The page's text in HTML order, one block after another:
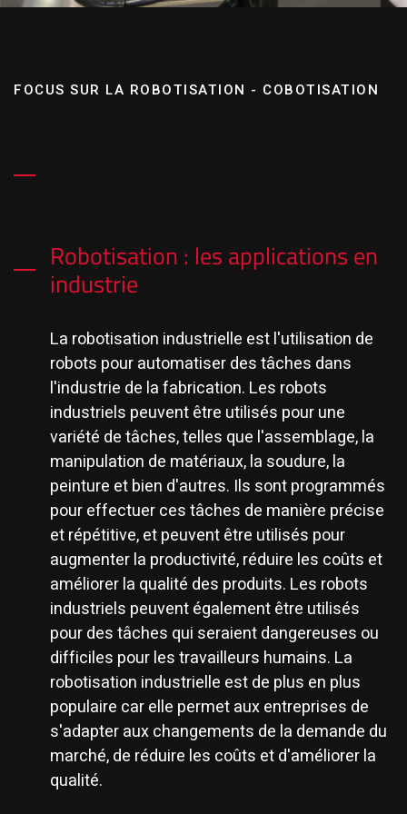
FOCUS SUR LA ROBOTISATION - COBOTISATION
Robotisation : les applications en
industrie
La robotisation industrielle est l'utilisation de
robots pour automatiser des tâches dans
l'industrie de la fabrication. Les robots
industriels peuvent être utilisés pour une
variété de tâches, telles que l'assemblage, la
manipulation de matériaux, la soudure, la
peinture et bien d'autres. Ils sont programmés
pour effectuer ces tâches de manière précise
et répétitive, et peuvent être utilisés pour
augmenter la productivité, réduire les coûts et
améliorer la qualité des produits. Les robots
industriels peuvent également être utilisés
pour des tâches qui seraient dangereuses ou
difficiles pour les travailleurs humains. La
robotisation industrielle est de plus en plus
populaire car elle permet aux entreprises de
s'adapter aux changements de la demande du
marché, de réduire les coûts et d'améliorer la
qualité.